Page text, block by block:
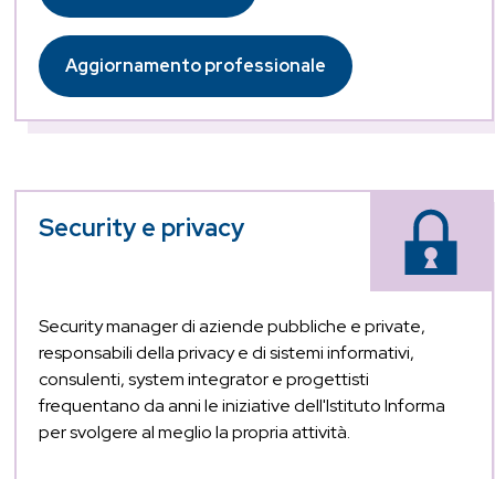
Aggiornamento professionale
Security e privacy
Security manager di aziende pubbliche e private,
responsabili della privacy e di sistemi informativi,
consulenti, system integrator e progettisti
frequentano da anni le iniziative dell'Istituto Informa
per svolgere al meglio la propria attività.